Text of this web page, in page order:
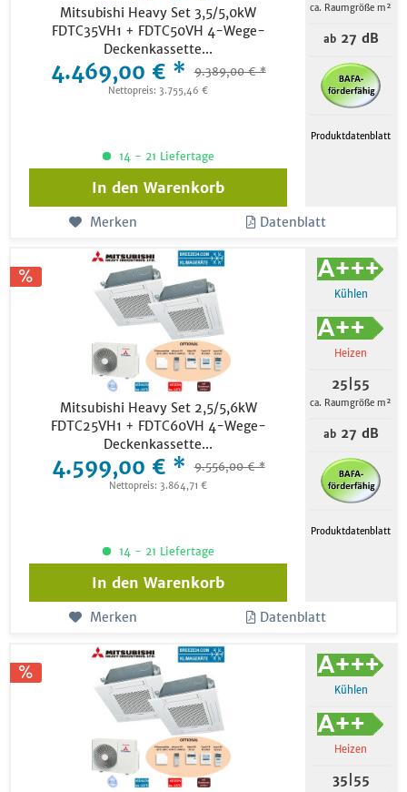
Mitsubishi Heavy Set 3,5/5,0kW
FDTC35VH1 + FDTC50VH 4-Wege-
Deckenkassette...
4.469,00 € * 9.389,00 € *
Nettopreis: 3.755,46 €
ca. Raumgröße m²
ab27 dB
Produktdatenblatt
14 - 21 Liefertage
In den Warenkorb
Merken Datenblatt
Mitsubishi Heavy Set 2,5/5,6kW
FDTC25VH1 + FDTC60VH 4-Wege-
Deckenkassette...
4.599,00 € * 9.556,00 € *
Nettopreis: 3.864,71 €
Kühlen
Heizen
25|55
ca. Raumgröße m²
ab27 dB
Produktdatenblatt
14 - 21 Liefertage
In den Warenkorb
Merken Datenblatt
Kühlen
Heizen
35|55